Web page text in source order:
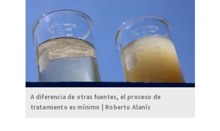
A diferencia de otras fuentes, el proceso de
tratamiento es mínimo | Roberto Alanís